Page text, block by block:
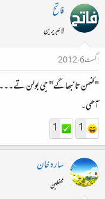
فاتح
لائبریرین
اگست 6، 2012
"کنھن تا نبھاگے" جی بولن تے۔۔۔
آھی۔
1
1
سارہ خان
محفلین